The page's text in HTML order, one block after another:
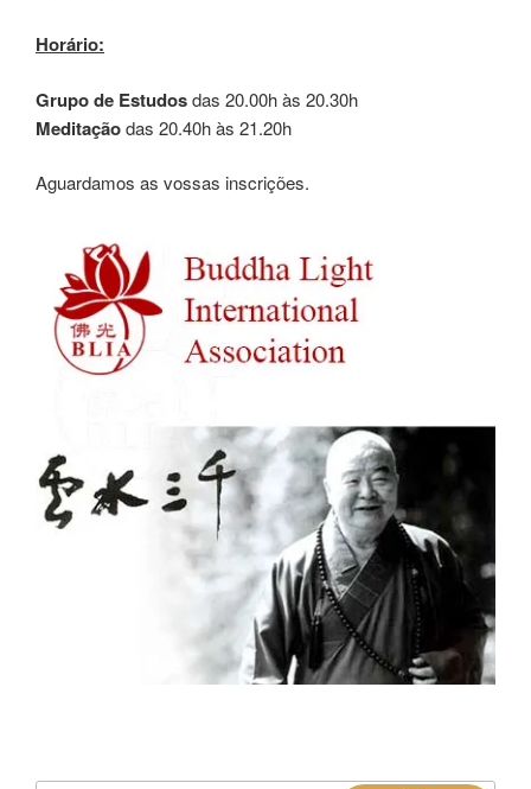
Horário:
Grupo de Estudosdas 20.00h às 20.30h
Meditaçãodas 20.40h às 21.20h
Aguardamos as vossas inscrições.